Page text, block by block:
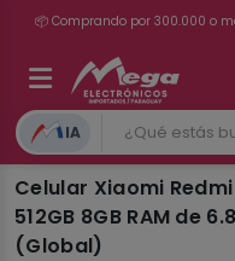
📦 Comprando por 300.000 o
💳 ¡HASTA 24
IA
Celular Xiaomi
512GB 8GB RAM de
(Global)